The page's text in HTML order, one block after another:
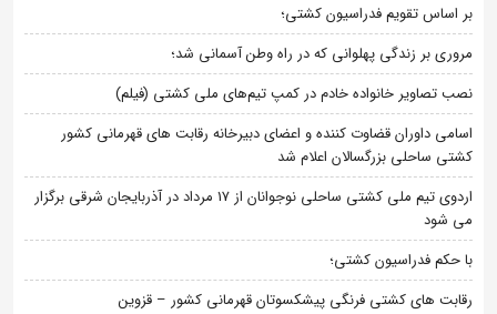
بر اساس تقویم فدراسیون کشتی؛
مروری بر زندگی پهلوانی که در راه وطن آسمانی شد؛
نصب تصاویر خانواده خادم در کمپ تیم‌های ملی کشتی (فیلم)
اسامی داوران قضاوت کننده و اعضای دبیرخانه رقابت های قهرمانی کشور
کشتی ساحلی بزرگسالان اعلام شد
اردوی تیم ملی کشتی ساحلی نوجوانان از 17 مرداد در آذربایجان شرقی برگزار
می شود
با حکم فدراسیون کشتی؛
رقابت های کشتی فرنگی پیشکسوتان قهرمانی کشور – قزوین